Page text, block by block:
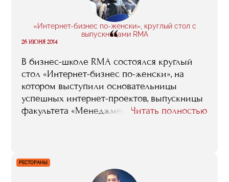
«Интернет-бизнес по-женски», круглый стол с
выпускницами RMA
“
26 ИЮНЯ 2014
В бизнес-школе RMA состоялся круглый
стол «Интернет-бизнес по-женски», на
котором выступили основательницы
успешных интернет-проектов, выпускницы
факультета «Менеджмент в сфере
поделились опытом открытия своего
интернет-бизнеса.
Читать полностью
РЕСТОРАНЫ